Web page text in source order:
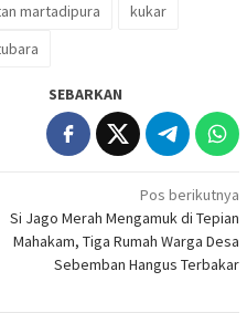
martadipura
kukar
SEBARKAN
Pos berikutnya
Si Jago Merah Mengamuk di Tepian
Mahakam, Tiga Rumah Warga Desa
Sebemban Hangus Terbakar